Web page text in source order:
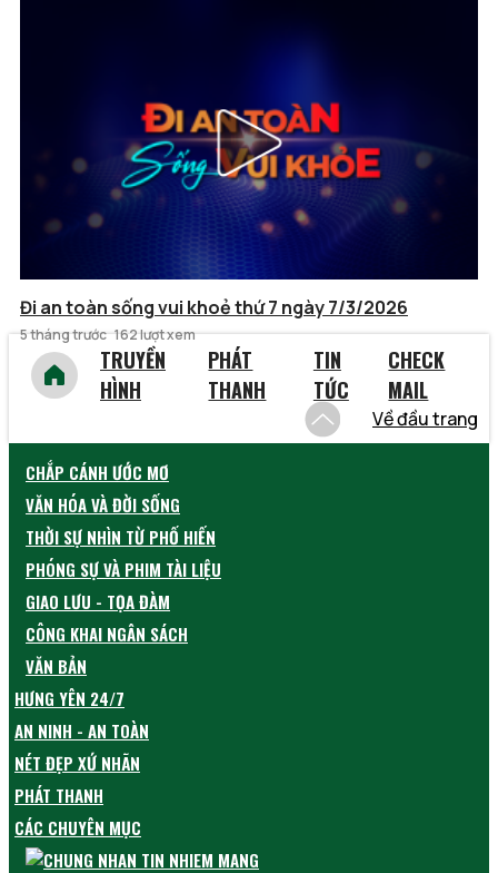
Đi an toàn sống vui khoẻ thứ 7 ngày 7/3/2026
5 tháng trước 162 lượt xem
TRUYỀN
HÌNH
PHÁT
THANH
TIN
TỨC
CHECK
MAIL
Về đầu trang
CHẮP CÁNH ƯỚC MƠ
VĂN HÓA VÀ ĐỜI SỐNG
THỜI SỰ NHÌN TỪ PHỐ HIẾN
PHÓNG SỰ VÀ PHIM TÀI LIỆU
GIAO LƯU - TỌA ĐÀM
CÔNG KHAI NGÂN SÁCH
VĂN BẢN
HƯNG YÊN 24/7
AN NINH - AN TOÀN
NÉT ĐẸP XỨ NHÃN
PHÁT THANH
CÁC CHUYÊN MỤC